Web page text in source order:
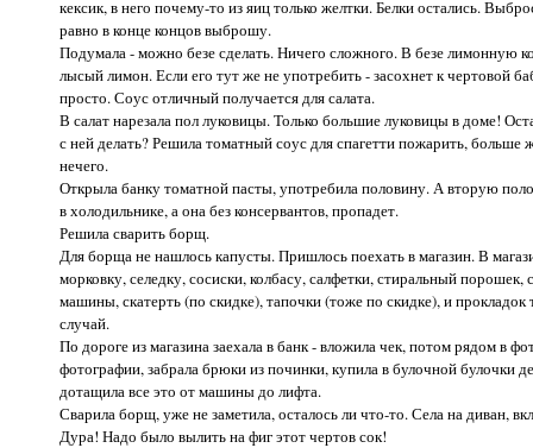
кексик, в него почему-то из яиц только желтки. Белки остались.
равно в конце концов выброшу.
Подумала - можно безе сделать. Ничего сложного. В безе лимонную
лысый лимон. Если его тут же не употребить - засохнет к чертовой
просто. Соус отличный получается для салата.
В салат нарезала пол луковицы. Только большие луковицы в доме!
с ней делать? Решила томатный соус для спагетти пожарить, больше
нечего.
Открыла банку томатной пасты, употребила половину. А вторую
в холодильнике, а она без консервантов, пропадет.
Решила сварить борщ.
Для борща не нашлось капусты. Пришлось поехать в магазин. В
морковку, селедку, сосиски, колбасу, салфетки, стиральный
машины, скатерть (по скидке), тапочки (тоже по скидке), и прокладок
случай.
По дороге из магазина заехала в банк - вложила чек, потом рядом в
фотографии, забрала брюки из починки, купила в булочной булочки
дотащила все это от машины до лифта.
Сварила борщ, уже не заметила, осталось ли что-то. Села на диван,
Дура! Надо было вылить на фиг этот чертов сок!